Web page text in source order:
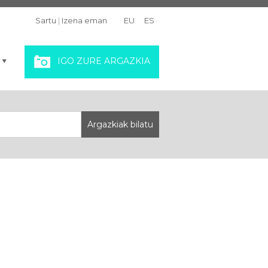
Sartu | Izena eman EU ES
IGO ZURE ARGAZKIA